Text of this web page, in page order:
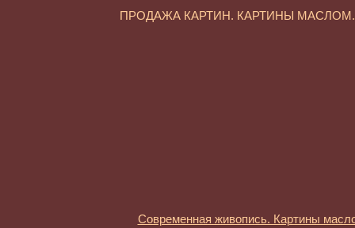
ПРОДАЖА КАРТИН. КАРТИНЫ
Современная живопись. Картины